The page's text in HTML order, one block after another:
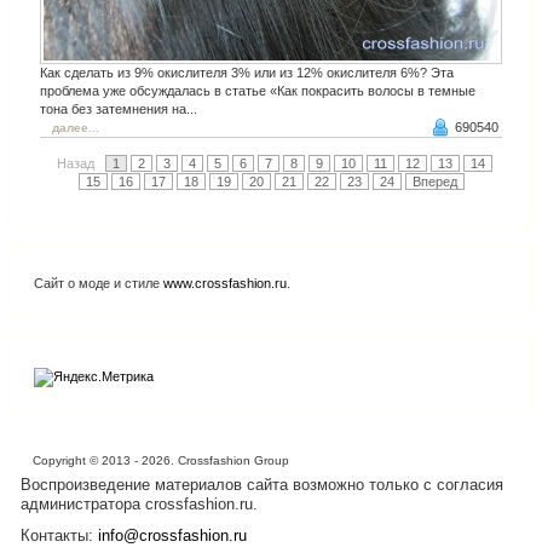
Как сделать из 9% окислителя 3% или из 12% окислителя 6%? Эта
проблема уже обсуждалась в статье «Как покрасить волосы в темные
тона без затемнения на...
далее... 690540
Назад 1 2 3 4 5 6 7 8 9 10 11 12 13
14
15
16 17 18 19 20 21 22 23 24 Вперед
Сайт о моде и стиле www.crossfashion.ru
Copyright © 2013 - 2026. Crossfashion Group
Воспроизведение материалов сайта возможно только с согласия
администратора crossfashion.ru.
Контакты: info@crossfashion.ru